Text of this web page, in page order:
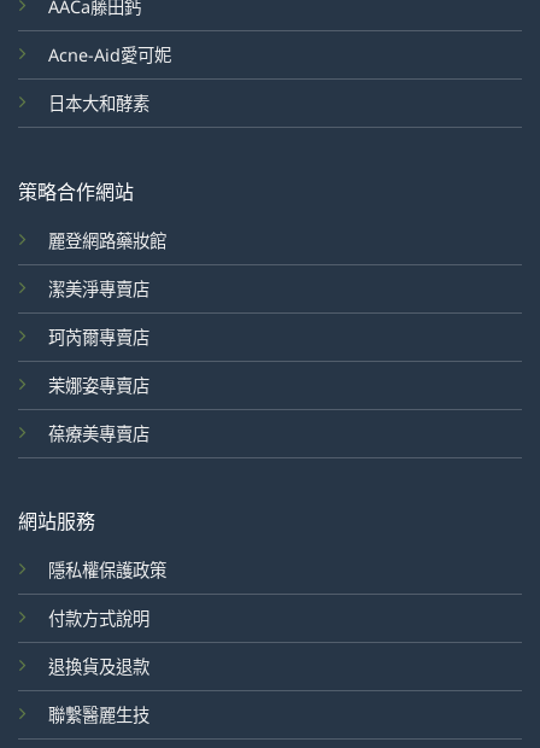
AACa藤田鈣
Acne-Aid愛可妮
日本大和酵素
策略合作網站
麗登網路藥妝館
潔美淨專賣店
珂芮爾專賣店
茉娜姿專賣店
葆療美專賣店
網站服務
隱私權保護政策
付款方式說明
退換貨及退款
聯繫醫麗生技